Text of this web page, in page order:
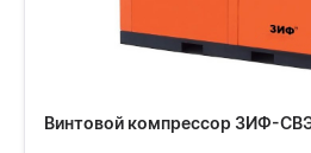
Винтовой компрессор ЗИФ-